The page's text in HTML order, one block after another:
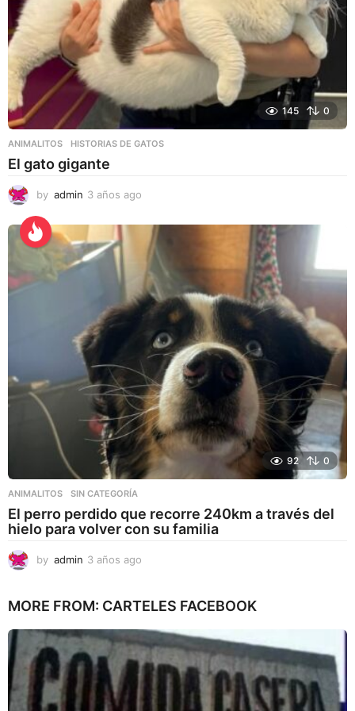
145 0
ANIMALITOS HISTORIAS DE GATOS
El gato gigante
by admin 3 años ago
ñ
a
o
92 0
ANIMALITOS ,SIN CATEGORÍA
El perro perdido que recorre 240km a través del
hielo para volver con su familia
by admin 3 años ago
o
a
g
o
MORE FROM: CARTELES FACEBOOK